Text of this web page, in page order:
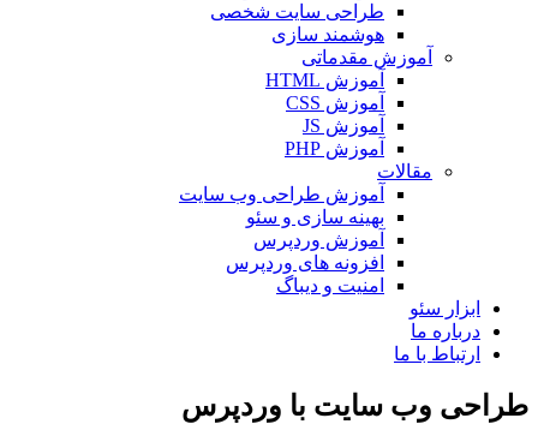
طراحی سایت شخصی
هوشمند سازی
آموزش مقدماتی
آموزش HTML
آموزش CSS
آموزش JS
آموزش PHP
مقالات
آموزش طراحی وب سایت
بهینه سازی و سئو
آموزش وردپرس
افزونه های وردپرس
امنیت و دیباگ
سئو
ما
با ما
وب سایت با وردپرس